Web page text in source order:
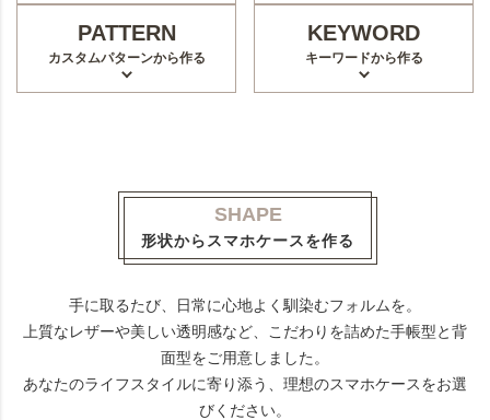
PATTERN
カスタムパターンから作る
KEYWORD
キーワードから作る
SHAPE
形状からスマホケースを作る
手に取るたび、日常に心地よく馴染むフォルムを。
上質なレザーや美しい透明感など、こだわりを詰めた手帳型と背
面型をご用意しました。
あなたのライフスタイルに寄り添う、理想のスマホケースをお選
びください。